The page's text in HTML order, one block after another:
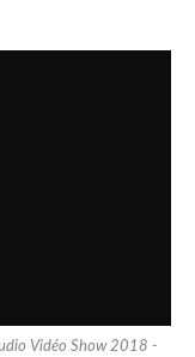
Vidéo Show 2018 -